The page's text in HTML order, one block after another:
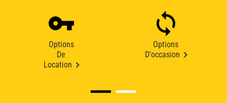
Options
De
Location
Options
D'occasion